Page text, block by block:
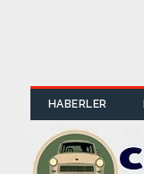
HABERLER